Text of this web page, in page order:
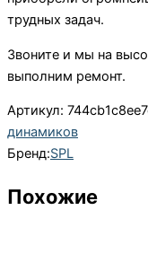
трудных задач.
Звоните и мы на
выполним ремонт.
Артикул:
динамиков
Бренд:SPL
Похожие